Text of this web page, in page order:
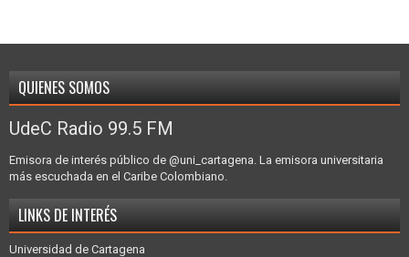
QUIENES SOMOS
UdeC Radio 99.5 FM
Emisora de interés público de @uni_cartagena. La emisora universitaria
más escuchada en el Caribe Colombiano.
LINKS DE INTERÉS
Universidad de Cartagena